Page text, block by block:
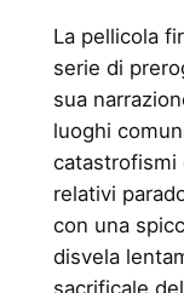
La pellicola
serie di
sua
luoghi
catastrofismi
relativi
con una
disvela